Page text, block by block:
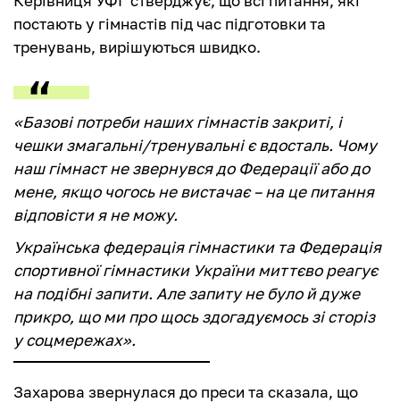
постають у гімнастів під час підготовки та
тренувань, вирішуються швидко.
«Базові потреби наших гімнастів закриті, і
чешки змагальні/тренувальні є вдосталь. Чому
наш гімнаст не звернувся до Федерації або до
мене, якщо чогось не вистачає – на це питання
відповісти я не можу.
Українська федерація гімнастики та Федерація
спортивної гімнастики України миттєво реагує
на подібні запити. Але запиту не було й дуже
прикро, що ми про щось здогадуємось зі сторіз
у соцмережах».
Захарова звернулася до преси та сказала, що